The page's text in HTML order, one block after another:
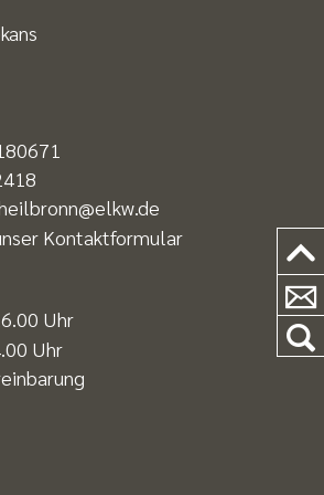
Kontaktformular
Uhr
Uhr